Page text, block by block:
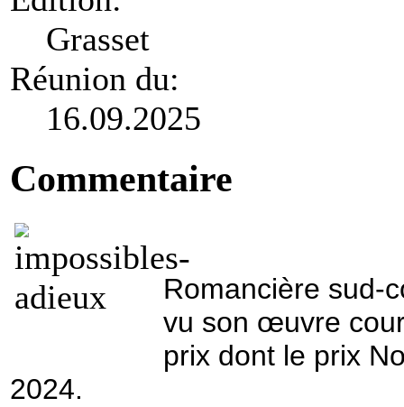
Grasset
Réunion du:
16.09.2025
Commentaire
Romancière sud-
vu son œuvre
prix dont le prix
2024.